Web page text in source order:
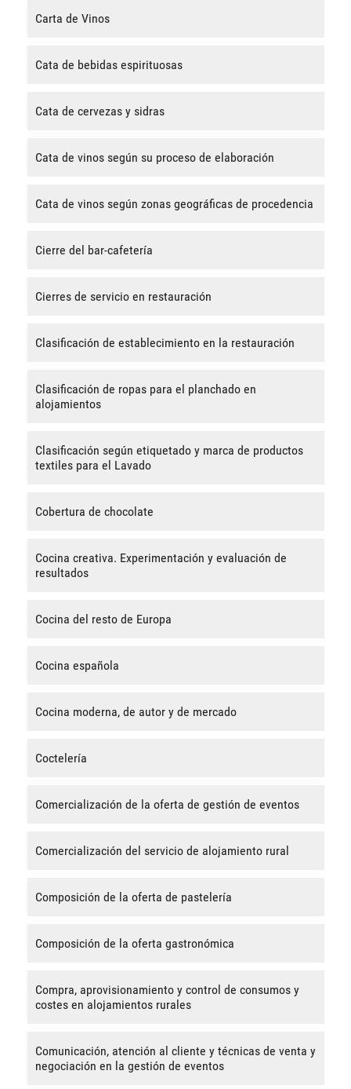
Carta de Vinos
Cata de bebidas espirituosas
Cata de cervezas y sidras
Cata de vinos según su proceso de elaboración
Cata de vinos según zonas geográficas de procedencia
Cierre del bar-cafetería
Cierres de servicio en restauración
Clasificación de establecimiento en la restauración
Clasificación de ropas para el planchado en
alojamientos
Clasificación según etiquetado y marca de productos
textiles para el Lavado
Cobertura de chocolate
Cocina creativa. Experimentación y evaluación de
resultados
Cocina del resto de Europa
Cocina española
Cocina moderna, de autor y de mercado
Coctelería
Comercialización de la oferta de gestión de eventos
Comercialización del servicio de alojamiento rural
Composición de la oferta de pastelería
Composición de la oferta gastronómica
Compra, aprovisionamiento y control de consumos y
costes en alojamientos rurales
Comunicación, atención al cliente y técnicas de venta y
negociación en la gestión de eventos